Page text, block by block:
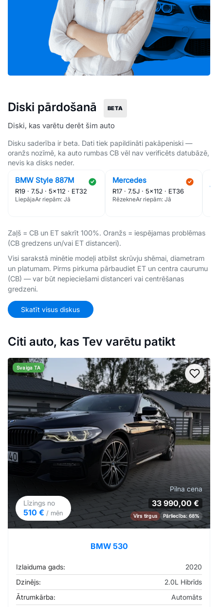
Diski pārdošanā BETA
Diski, kas varētu derēt šim auto
Disku saderība ir beta. Dati tiek papildināti pakāpeniski —
oranžs nozīmē, ka auto rumbas CB vēl nav verificēts datubāzē,
nevis ka disks neder.
1 850 €
BMW Style 887M
R19 · 7.5J · 5×112 · ET32
LiepājaAr riepām: Jā
Mercedes
R17 · 7.5J · 5×112 · ET36
RēzekneAr riepām: Jā
Zaļš = CB un ET sakrīt 100%. Oranžs = iespējamas problēmas
(CB gredzens un/vai ET distanceri).
Visi sarakstā minētie modeļi atbilst skrūvju shēmai, diametram
un platumam. Pirms pirkuma pārbaudiet ET un centra caurumu
(CB) — var būt nepieciešami distanceri vai centrēšanas
gredzeni.
Skatīt visus diskus
Citi auto, kas Tev varētu patikt
Svaiga TA
Līzings no
510 € / mēn
Pilna cena
33 990,00 €
Virs tirgus Pārliecība: 68%
BMW 530
Izlaiduma gads:
2020
Dzinējs:
2.0L Hibrīds
Ātrumkārba:
Automāts